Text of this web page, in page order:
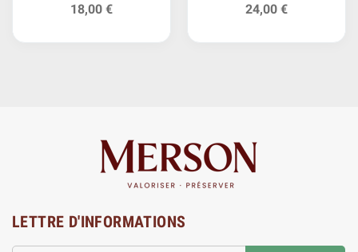
18,00 € 24,00 €
LETTRE D'INFORMATIONS